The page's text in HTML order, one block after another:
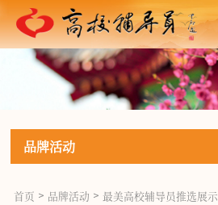
品牌活动
首页 > 品牌活动 > 最美高校辅导员推选展示